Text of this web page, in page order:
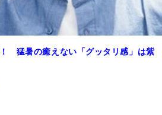
猛暑の癒えない「グッタリ感」は紫